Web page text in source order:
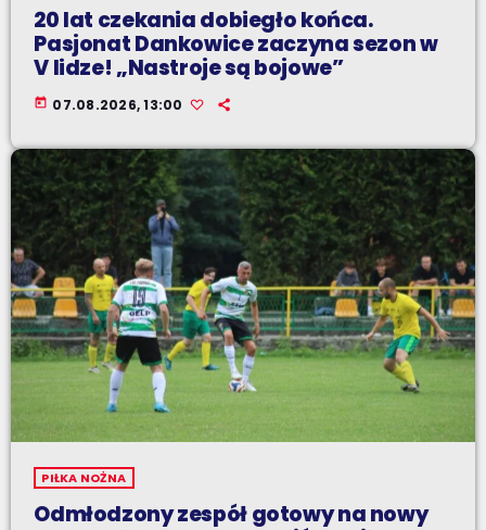
20 lat czekania dobiegło końca.
Pasjonat Dankowice zaczyna sezon w
V lidze! „Nastroje są bojowe”
today 07.08.2026, 13:00
PIŁKA NOŻNA
Odmłodzony zespół gotowy na nowy